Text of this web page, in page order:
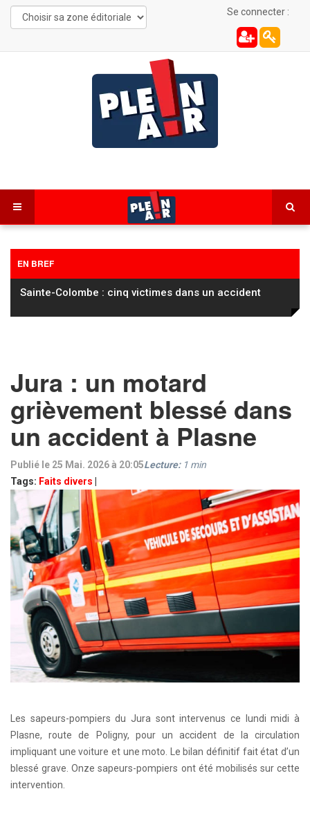
Se connecter :
EN BREF
Plusieurs feux interdits verbalisés dans le Haut-
Jura : un motard
grièvement blessé dans
un accident à Plasne
Publié le 25 Mai. 2026 à 20:05
Tags: Faits divers
Lecture: 1 min
Les sapeurs-pompiers du Jura sont intervenus ce lundi midi à
Plasne, route de Poligny, pour un accident de la circulation
impliquant une voiture et une moto. Le bilan définitif fait état d’un
blessé grave. Onze sapeurs-pompiers ont été mobilisés sur cette
intervention.